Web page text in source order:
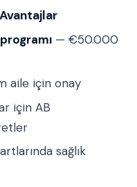
— €50.000
aile için onay
için AB
sağlık